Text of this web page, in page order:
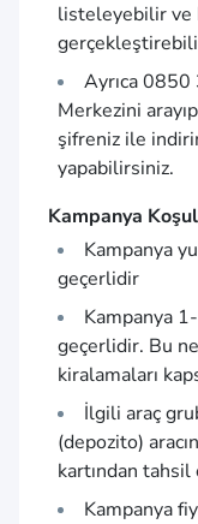
listeleyebilir ve
Ayrıca
Merkezini
şifreniz ile
yapabilirsiniz.
Kampanya
Kampanya
geçerlidir
Kampanya
geçerlidir. Bu
kiralamaları
İlgili araç
(depozito)
kartından
Kampanya